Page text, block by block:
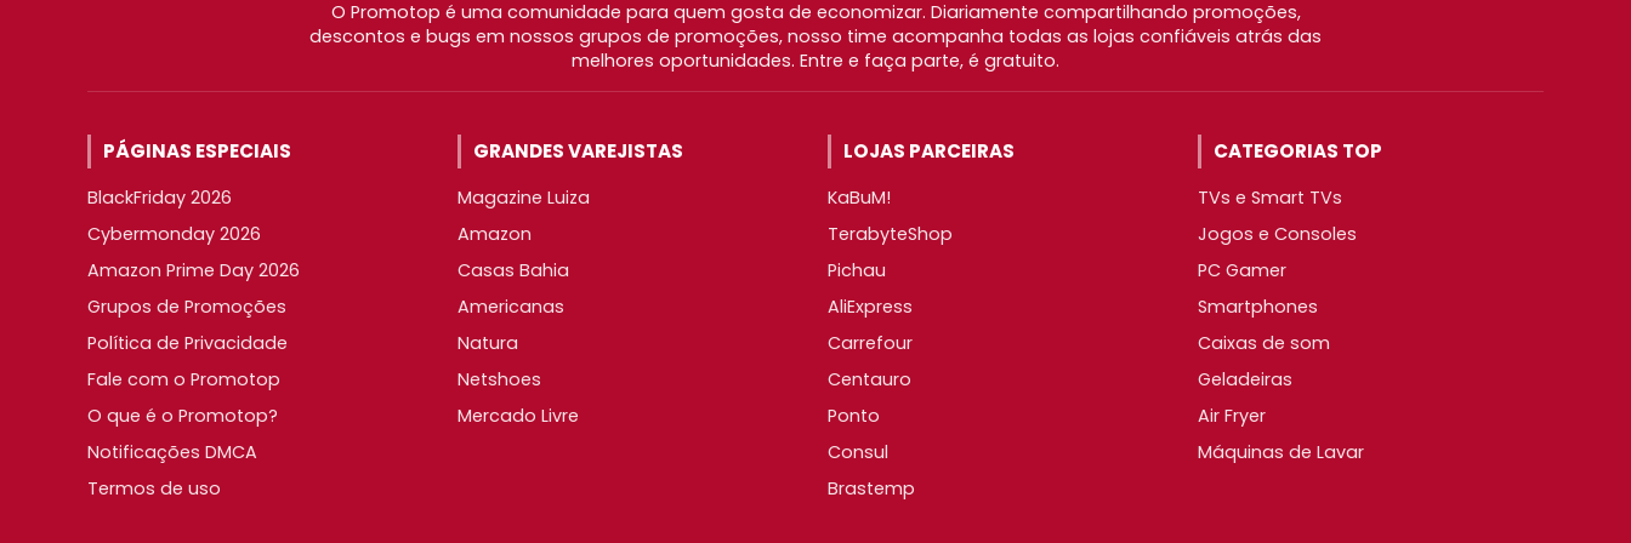
O Promotop é uma comunidade para quem gosta de economizar. Diariamente compartilhando promoções,
descontos e bugs em nossos grupos de promoções, nosso time acompanha todas as lojas confiáveis atrás das
melhores oportunidades. Entre e faça parte, é gratuito.
PÁGINAS ESPECIAIS
BlackFriday 2026
Cybermonday 2026
Amazon Prime Day 2026
Grupos de Promoções
Política de Privacidade
Fale com o Promotop
O que é o Promotop?
Notificações DMCA
Termos de uso
GRANDES VAREJISTAS
Magazine Luiza
Amazon
Casas Bahia
Americanas
Natura
Netshoes
Mercado Livre
LOJAS PARCEIRAS
KaBuM!
TerabyteShop
Pichau
AliExpress
Carrefour
Centauro
Ponto
Consul
Brastemp
CATEGORIAS TOP
TVs e Smart TVs
Jogos e Consoles
PC Gamer
Smartphones
Caixas de som
Geladeiras
Air Fryer
Máquinas de Lavar